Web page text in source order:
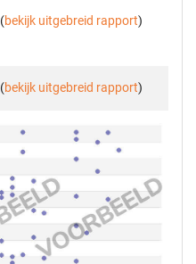
(bekijk uitgebreid rapport)
(bekijk uitgebreid rapport)